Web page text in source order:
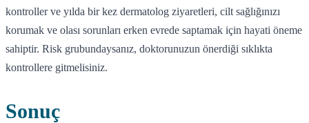
kontroller ve yılda bir kez dermatolog ziyaretleri, cilt sağlığınızı
korumak ve olası sorunları erken evrede saptamak için hayati öneme
sahiptir. Risk grubundaysanız, doktorunuzun önerdiği sıklıkta
kontrollere gitmelisiniz.
Sonuç